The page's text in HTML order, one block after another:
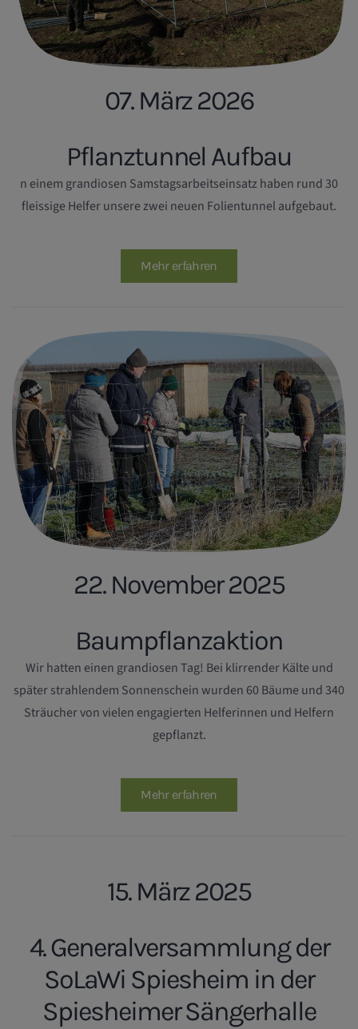
07. März 2026
Pflanztunnel Aufbau
n einem grandiosen Samstagsarbeitseinsatz haben rund 30
fleissige Helfer unsere zwei neuen Folientunnel aufgebaut.
Mehr erfahren
22. November 2025
Baumpflanzaktion
Wir hatten einen grandiosen Tag! Bei klirrender Kälte und
später strahlendem Sonnenschein wurden 60 Bäume und 340
Sträucher von vielen engagierten Helferinnen und Helfern
gepflanzt.
Mehr erfahren
15. März 2025
4. Generalversammlung der
SoLaWi Spiesheim in der
Spiesheimer Sängerhalle